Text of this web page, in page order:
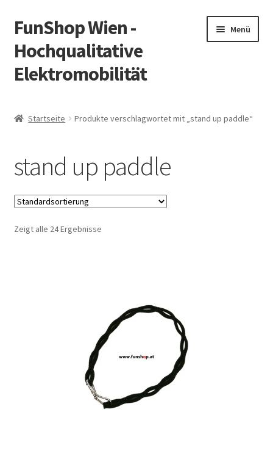
Zur
Navigation
springen
Zum
Inhalt
springen
FunShop Wien -
Hochqualitative
Elektromobilität
Menü
öffnen
Vorsicht Internetbetrug
Über FunShop
Impressum
Startseite Produkte verschlagwortet mit „stand up paddle“
stand up paddle
Zeigt alle 24 Ergebnisse